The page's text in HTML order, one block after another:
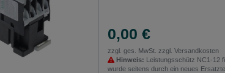
0,00 €
zzgl. ges. MwSt. zzgl. Versandkosten
Hinweis: Leistungsschütz NC1-12
wurde seitens durch ein neues